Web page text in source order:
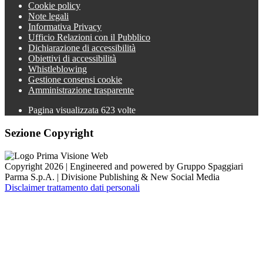
Cookie policy
Note legali
Informativa Privacy
Ufficio Relazioni con il Pubblico
Dichiarazione di accessibilità
Obiettivi di accessibilità
Whistleblowing
Gestione consensi cookie
Amministrazione trasparente
Pagina visualizzata 623 volte
Sezione Copyright
Copyright 2026 | Engineered and powered by Gruppo Spaggiari
Parma S.p.A. | Divisione Publishing & New Social Media
Disclaimer trattamento dati personali